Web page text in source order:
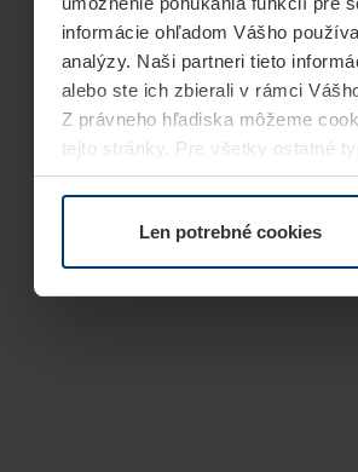
informácie ohľadom Vášho
analýzy. Naši partneri tieto
alebo ste ich zbierali v rámci
Z právneho hľadiska môžeme
tejto stránky. Pre všetky ostatné
alebo odvolať vo vysvetlení
Len potrebné cookies